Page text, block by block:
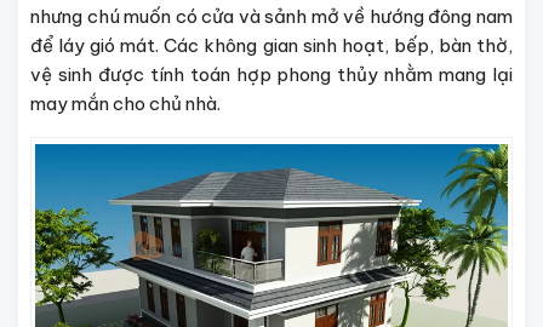
nhưng chú muốn có cửa và sảnh mở về hướng đông nam
để láy gió mát. Các không gian sinh hoạt, bếp, bàn thờ,
vệ sinh được tính toán hợp phong thủy nhằm mang lại
may mắn cho chủ nhà.